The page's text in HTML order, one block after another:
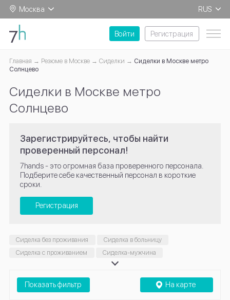
Москва
RUS
EN
Войти
Регистрация
Главная Резюме в Москве Сиделки
Сиделки в Москве метро
Солнцево
Сиделки в Москве метро
Солнцево
Зарегистрируйтесь, чтобы найти
проверенный персонал!
7hands - это огромная база проверенного персонала.
Подберите себе качественный персонал в короткие
сроки.
Регистрация
Сиделка без проживания
Сиделка в больницу
Сиделка с проживанием
Сиделка-мужчина
Сиделка с медицинским образованием
Сиделка для лежачих больных
Сиделка круглосуточно
Сиделка на ночь
Сиделка при ковиде
На карте
Показать фильтр